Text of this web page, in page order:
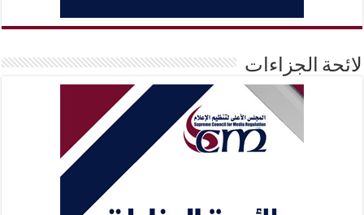
لائحة الجزاءات